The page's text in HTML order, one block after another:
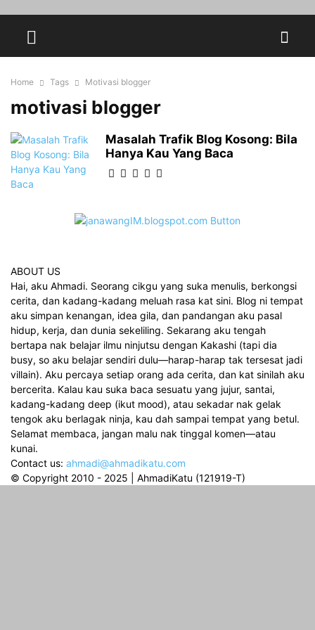
Home Tags Motivasi blogger
motivasi blogger
Masalah Trafik Blog Kosong: Bila
Hanya Kau Yang Baca
ABOUT US
Hai, aku Ahmadi. Seorang cikgu yang suka menulis, berkongsi
cerita, dan kadang-kadang meluah rasa kat sini. Blog ni tempat
aku simpan kenangan, idea gila, dan pandangan aku pasal
hidup, kerja, dan dunia sekeliling. Sekarang aku tengah
bertapa nak belajar ilmu ninjutsu dengan Kakashi (tapi dia
busy, so aku belajar sendiri dulu—harap-harap tak tersesat jadi
villain). Aku percaya setiap orang ada cerita, dan kat sinilah aku
bercerita. Kalau kau suka baca sesuatu yang jujur, santai,
kadang-kadang deep (ikut mood), atau sekadar nak gelak
tengok aku berlagak ninja, kau dah sampai tempat yang betul.
Selamat membaca, jangan malu nak tinggal komen—atau
kunai.
Contact us: ahmadi@ahmadikatu.com
© Copyright 2010 - 2025 | AhmadiKatu (121919-T)